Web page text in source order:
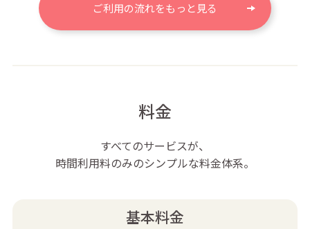
ご利用の流れをもっと見る
料金
すべてのサービスが、
時間利用料のみのシンプルな料金体系。
基本料金